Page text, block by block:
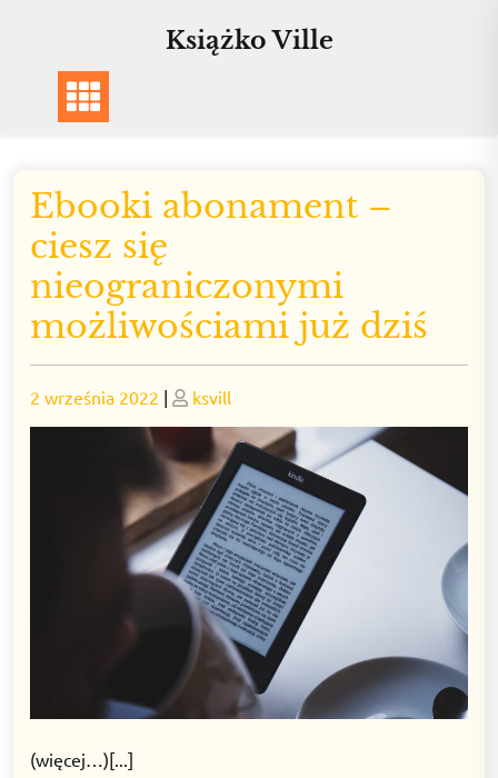
content
Książko Ville
Ebooki abonament –
ciesz się
nieograniczonymi
możliwościami już dziś
Posted
on
2 września 2022 | Posted
on
ksvill
(więcej…)[...]